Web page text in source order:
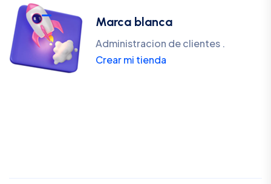
Marca blanca
Administracion de clientes .
Crear mi tienda